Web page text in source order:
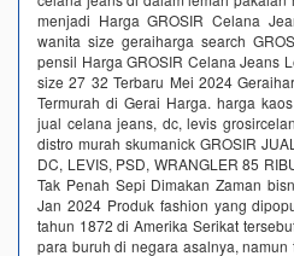
menjadi Harga GROSIR Celana
wanita size geraiharga search
pensil Harga GROSIR Celana Jeans
size 27 32 Terbaru Mei 2024
Termurah di Gerai Harga. harga
jual celana jeans, dc, levis
distro murah skumanick GROSIR
DC, LEVIS, PSD, WRANGLER 85
Tak Penah Sepi Dimakan Zaman
Jan 2024 Produk fashion yang
tahun 1872 di Amerika Serikat
para buruh di negara asalnya,